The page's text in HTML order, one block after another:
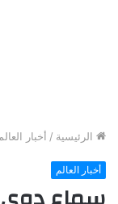
الرئيسية / أخبار العالم
أخبار العالم